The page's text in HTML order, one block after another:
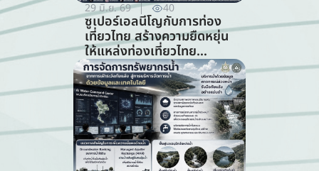
29 มิ.ย. 69 40
ซูเปอร์เอลนีโญกับการท่อง
เที่ยวไทย สร้างความยืดหยุ่น
ให้แหล่งท่องเที่ยวไทย
ท่ามกลางความท้าทายจาก
สภาพภูมิอากาศ (สาขาการ
ท่องเที่ยว)